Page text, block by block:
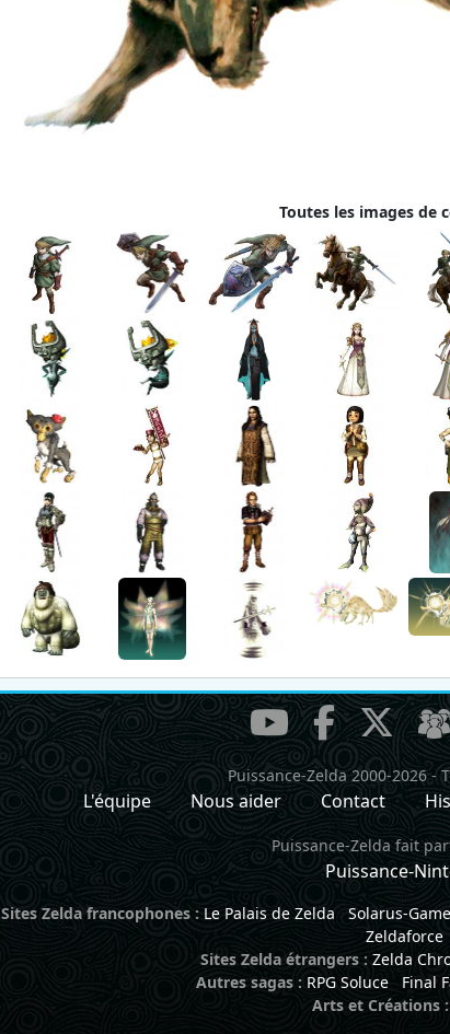
Toutes les images de
Puissance-Zelda 2000-2026-
L'équipe Nous aider Contact
Puissance-Zelda fait
Puissance-
Sites Zelda francophones : Le Palais de Zelda Solarus-
Zeldaforce
Sites Zelda étrangers : Zelda
Autres sagas : RPG Soluce Final
Arts et Créations :